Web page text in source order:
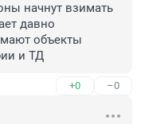
начнут взимать
давно
объекты
и ТД
+0 –0